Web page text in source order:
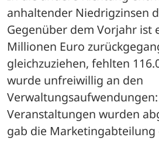
anhaltender Niedrigzinsen
Gegenüber dem Vorjahr ist
Millionen Euro
gleichzuziehen, fehlten
wurde unfreiwillig an den
Verwaltungsaufwendungen:
Veranstaltungen wurden
gab die Marketingabteilung